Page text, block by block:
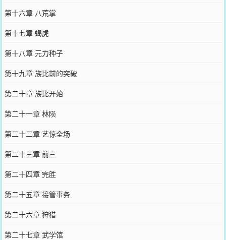
第十六章 八荒掌
第十七章 蝎虎
第十八章 元力种子
第十九章 族比前的突破
第二十章 族比开始
第二十一章 林陨
第二十二章 艺惊全场
第二十三章 前三
第二十四章 完胜
第二十五章 接管事务
第二十六章 狩猎
第二十七章 武学馆